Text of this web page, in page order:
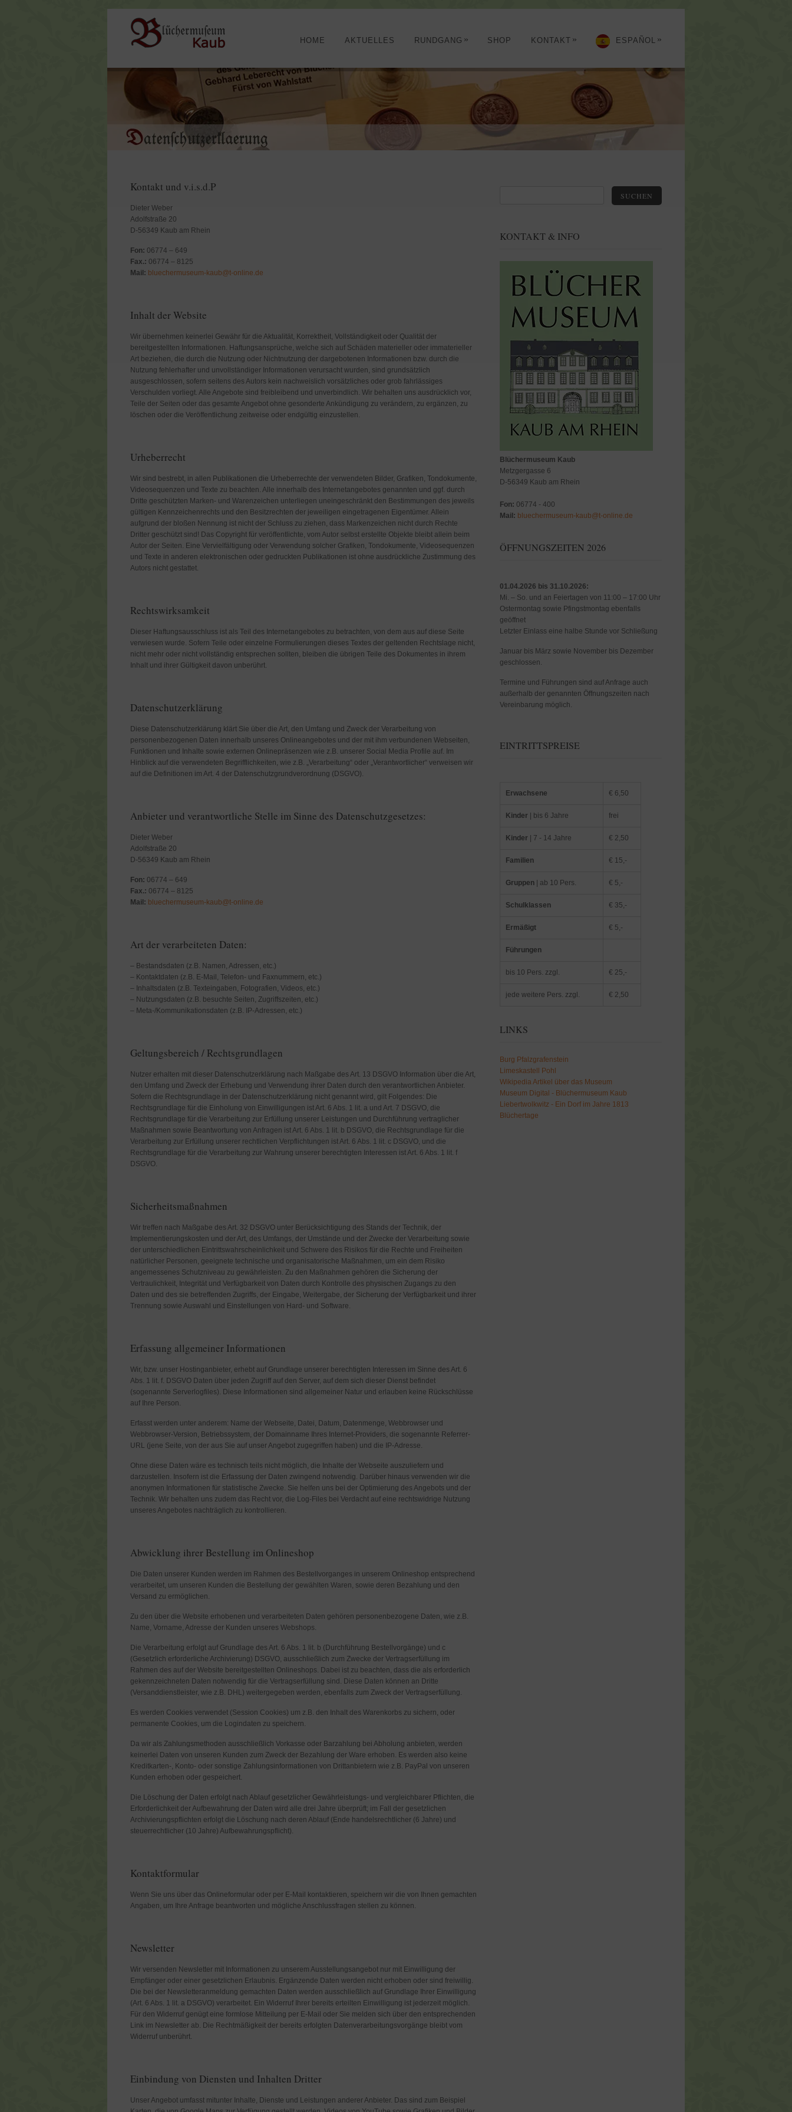
HOME AKTUELLES RUNDGANG » SHOP KONTAKT » ESPAÑOL »
Kontakt und v.i.s.d.P
Dieter Weber
Adolfstraße 20
D-56349 Kaub am Rhein
Fon: 06774 – 649
Fax.: 06774 – 8125
Mail: bluechermuseum-kaub@t-online.de
Inhalt der Website
Wir übernehmen keinerlei Gewähr für die Aktualität, Korrektheit, Vollständigkeit oder Qualität der
bereitgestellten Informationen. Haftungsansprüche, welche sich auf Schäden materieller oder immaterieller
Art beziehen, die durch die Nutzung oder Nichtnutzung der dargebotenen Informationen bzw. durch die
Nutzung fehlerhafter und unvollständiger Informationen verursacht wurden, sind grundsätzlich
ausgeschlossen, sofern seitens des Autors kein nachweislich vorsätzliches oder grob fahrlässiges
Verschulden vorliegt. Alle Angebote sind freibleibend und unverbindlich. Wir behalten uns ausdrücklich vor,
Teile der Seiten oder das gesamte Angebot ohne gesonderte Ankündigung zu verändern, zu ergänzen, zu
löschen oder die Veröffentlichung zeitweise oder endgültig einzustellen.
Urheberrecht
Wir sind bestrebt, in allen Publikationen die Urheberrechte der verwendeten Bilder, Grafiken, Tondokumente,
Videosequenzen und Texte zu beachten. Alle innerhalb des Internetangebotes genannten und ggf. durch
Dritte geschützten Marken- und Warenzeichen unterliegen uneingeschränkt den Bestimmungen des jeweils
gültigen Kennzeichenrechts und den Besitzrechten der jeweiligen eingetragenen Eigentümer. Allein
aufgrund der bloßen Nennung ist nicht der Schluss zu ziehen, dass Markenzeichen nicht durch Rechte
Dritter geschützt sind! Das Copyright für veröffentlichte, vom Autor selbst erstellte Objekte bleibt allein beim
Autor der Seiten. Eine Vervielfältigung oder Verwendung solcher Grafiken, Tondokumente, Videosequenzen
und Texte in anderen elektronischen oder gedruckten Publikationen ist ohne ausdrückliche Zustimmung des
Autors nicht gestattet.
Rechtswirksamkeit
Dieser Haftungsausschluss ist als Teil des Internetangebotes zu betrachten, von dem aus auf diese Seite
verwiesen wurde. Sofern Teile oder einzelne Formulierungen dieses Textes der geltenden Rechtslage nicht,
nicht mehr oder nicht vollständig entsprechen sollten, bleiben die übrigen Teile des Dokumentes in ihrem
Inhalt und ihrer Gültigkeit davon unberührt.
Datenschutzerklärung
Diese Datenschutzerklärung klärt Sie über die Art, den Umfang und Zweck der Verarbeitung von
personenbezogenen Daten innerhalb unseres Onlineangebotes und der mit ihm verbundenen Webseiten,
Funktionen und Inhalte sowie externen Onlinepräsenzen wie z.B. unserer Social Media Profile auf. Im
Hinblick auf die verwendeten Begrifflichkeiten, wie z.B. „Verarbeitung“ oder „Verantwortlicher“ verweisen wir
auf die Definitionen im Art. 4 der Datenschutzgrundverordnung (DSGVO).
Anbieter und verantwortliche Stelle im Sinne des Datenschutzgesetzes:
Dieter Weber
Adolfstraße 20
D-56349 Kaub am Rhein
Fon: 06774 – 649
Fax.: 06774 – 8125
Mail: bluechermuseum-kaub@t-online.de
Art der verarbeiteten Daten:
– Bestandsdaten (z.B. Namen, Adressen, etc.)
– Kontaktdaten (z.B. E-Mail, Telefon- und Faxnummern, etc.)
– Inhaltsdaten (z.B. Texteingaben, Fotografien, Videos, etc.)
– Nutzungsdaten (z.B. besuchte Seiten, Zugriffszeiten, etc.)
– Meta-/Kommunikationsdaten (z.B. IP-Adressen, etc.)
Geltungsbereich / Rechtsgrundlagen
Nutzer erhalten mit dieser Datenschutzerklärung nach Maßgabe des Art. 13 DSGVO Information über die Art,
den Umfang und Zweck der Erhebung und Verwendung ihrer Daten durch den verantwortlichen Anbieter.
Sofern die Rechtsgrundlage in der Datenschutzerklärung nicht genannt wird, gilt Folgendes: Die
Rechtsgrundlage für die Einholung von Einwilligungen ist Art. 6 Abs. 1 lit. a und Art. 7 DSGVO, die
Rechtsgrundlage für die Verarbeitung zur Erfüllung unserer Leistungen und Durchführung vertraglicher
Maßnahmen sowie Beantwortung von Anfragen ist Art. 6 Abs. 1 lit. b DSGVO, die Rechtsgrundlage für die
Verarbeitung zur Erfüllung unserer rechtlichen Verpflichtungen ist Art. 6 Abs. 1 lit. c DSGVO, und die
Rechtsgrundlage für die Verarbeitung zur Wahrung unserer berechtigten Interessen ist Art. 6 Abs. 1 lit. f
DSGVO.
Sicherheitsmaßnahmen
Wir treffen nach Maßgabe des Art. 32 DSGVO unter Berücksichtigung des Stands der Technik, der
Implementierungskosten und der Art, des Umfangs, der Umstände und der Zwecke der Verarbeitung sowie
der unterschiedlichen Eintrittswahrscheinlichkeit und Schwere des Risikos für die Rechte und Freiheiten
natürlicher Personen, geeignete technische und organisatorische Maßnahmen, um ein dem Risiko
angemessenes Schutzniveau zu gewährleisten. Zu den Maßnahmen gehören die Sicherung der
Vertraulichkeit, Integrität und Verfügbarkeit von Daten durch Kontrolle des physischen Zugangs zu den
Daten und des sie betreffenden Zugriffs, der Eingabe, Weitergabe, der Sicherung der Verfügbarkeit und ihrer
Trennung sowie Auswahl und Einstellungen von Hard- und Software.
Erfassung allgemeiner Informationen
Wir, bzw. unser Hostinganbieter, erhebt auf Grundlage unserer berechtigten Interessen im Sinne des Art. 6
Abs. 1 lit. f. DSGVO Daten über jeden Zugriff auf den Server, auf dem sich dieser Dienst befindet
(sogenannte Serverlogfiles). Diese Informationen sind allgemeiner Natur und erlauben keine Rückschlüsse
auf Ihre Person.
Erfasst werden unter anderem: Name der Webseite, Datei, Datum, Datenmenge, Webbrowser und
Webbrowser-Version, Betriebssystem, der Domainname Ihres Internet-Providers, die sogenannte Referrer-
URL (jene Seite, von der aus Sie auf unser Angebot zugegriffen haben) und die IP-Adresse.
Ohne diese Daten wäre es technisch teils nicht möglich, die Inhalte der Webseite auszuliefern und
darzustellen. Insofern ist die Erfassung der Daten zwingend notwendig. Darüber hinaus verwenden wir die
anonymen Informationen für statistische Zwecke. Sie helfen uns bei der Optimierung des Angebots und der
Technik. Wir behalten uns zudem das Recht vor, die Log-Files bei Verdacht auf eine rechtswidrige Nutzung
unseres Angebotes nachträglich zu kontrollieren.
Abwicklung ihrer Bestellung im Onlineshop
Die Daten unserer Kunden werden im Rahmen des Bestellvorganges in unserem Onlineshop entsprechend
verarbeitet, um unseren Kunden die Bestellung der gewählten Waren, sowie deren Bezahlung und den
Versand zu ermöglichen.
Zu den über die Website erhobenen und verarbeiteten Daten gehören personenbezogene Daten, wie z.B.
Name, Vorname, Adresse der Kunden unseres Webshops.
Die Verarbeitung erfolgt auf Grundlage des Art. 6 Abs. 1 lit. b (Durchführung Bestellvorgänge) und c
(Gesetzlich erforderliche Archivierung) DSGVO, ausschließlich zum Zwecke der Vertragserfüllung im
Rahmen des auf der Website bereitgestellten Onlineshops. Dabei ist zu beachten, dass die als erforderlich
gekennzeichneten Daten notwendig für die Vertragserfüllung sind. Diese Daten können an Dritte
(Versanddienstleister, wie z.B. DHL) weitergegeben werden, ebenfalls zum Zweck der Vertragserfüllung.
Es werden Cookies verwendet (Session Cookies) um z.B. den Inhalt des Warenkorbs zu sichern, oder
permanente Cookies, um die Logindaten zu speichern.
Da wir als Zahlungsmethoden ausschließlich Vorkasse oder Barzahlung bei Abholung anbieten, werden
keinerlei Daten von unseren Kunden zum Zweck der Bezahlung der Ware erhoben. Es werden also keine
Kreditkarten-, Konto- oder sonstige Zahlungsinformationen von Drittanbietern wie z.B. PayPal von unseren
Kunden erhoben oder gespeichert.
Die Löschung der Daten erfolgt nach Ablauf gesetzlicher Gewährleistungs- und vergleichbarer Pflichten, die
Erforderlichkeit der Aufbewahrung der Daten wird alle drei Jahre überprüft; im Fall der gesetzlichen
Archivierungspflichten erfolgt die Löschung nach deren Ablauf (Ende handelsrechtlicher (6 Jahre) und
steuerrechtlicher (10 Jahre) Aufbewahrungspflicht).
Kontaktformular
Wenn Sie uns über das Onlineformular oder per E-Mail kontaktieren, speichern wir die von Ihnen gemachten
Angaben, um Ihre Anfrage beantworten und mögliche Anschlussfragen stellen zu können.
Newsletter
Wir versenden Newsletter mit Informationen zu unserem Ausstellungsangebot nur mit Einwilligung der
Empfänger oder einer gesetzlichen Erlaubnis. Ergänzende Daten werden nicht erhoben oder sind freiwillig.
Die bei der Newsletteranmeldung gemachten Daten werden ausschließlich auf Grundlage Ihrer Einwilligung
(Art. 6 Abs. 1 lit. a DSGVO) verarbeitet. Ein Widerruf Ihrer bereits erteilten Einwilligung ist jederzeit möglich.
Für den Widerruf genügt eine formlose Mitteilung per E-Mail oder Sie melden sich über den entsprechenden
Link im Newsletter ab. Die Rechtmäßigkeit der bereits erfolgten Datenverarbeitungsvorgänge bleibt vom
Widerruf unberührt.
Einbindung von Diensten und Inhalten Dritter
Unser Angebot umfasst mitunter Inhalte, Dienste und Leistungen anderer Anbieter. Das sind zum Beispiel
SUCHEN
KONTAKT & INFO
Blüchermuseum Kaub
Metzgergasse 6
D-56349 Kaub am Rhein
Fon: 06774 - 400
Mail: bluechermuseum-kaub@t-online.de
ÖFFNUNGSZEITEN 2026
01.04.2026 bis 31.10.2026:
Mi. – So. und an Feiertagen von 11:00 – 17:00 Uhr
Ostermontag sowie Pfingstmontag ebenfalls
geöffnet
Letzter Einlass eine halbe Stunde vor Schließung
Januar bis März sowie November bis Dezember
geschlossen.
Termine und Führungen sind auf Anfrage auch
außerhalb der genannten Öffnungszeiten nach
Vereinbarung möglich.
EINTRITTSPREISE
Erwachsene € 6,50
Kinder | bis 6 Jahre frei
Kinder | 7 - 14 Jahre € 2,50
Familien € 15,-
Gruppen | ab 10 Pers. € 5,-
Schulklassen € 35,-
Ermäßigt € 5,-
Führungen
bis 10 Pers. zzgl. € 25,-
jede weitere Pers. zzgl. € 2,50
LINKS
Burg Pfalzgrafenstein
Limeskastell Pohl
Wikipedia Artikel über das Museum
Museum Digital - Blüchermuseum Kaub
Liebertwolkwitz - Ein Dorf im Jahre 1813
Blüchertage